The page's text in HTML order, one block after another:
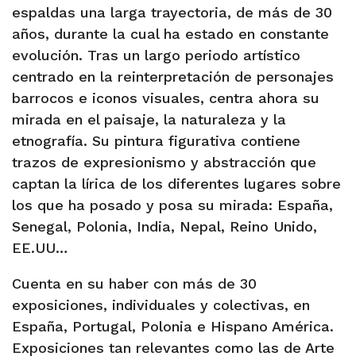
espaldas una larga trayectoria, de más de 30
años, durante la cual ha estado en constante
evolución. Tras un largo periodo artístico
centrado en la reinterpretación de personajes
barrocos e iconos visuales, centra ahora su
mirada en el paisaje, la naturaleza y la
etnografía. Su pintura figurativa contiene
trazos de expresionismo y abstracción que
captan la lírica de los diferentes lugares sobre
los que ha posado y posa su mirada: España,
Senegal, Polonia, India, Nepal, Reino Unido,
EE.UU…
Cuenta en su haber con más de 30
exposiciones, individuales y colectivas, en
España, Portugal, Polonia e Hispano América.
Exposiciones tan relevantes como las de Arte